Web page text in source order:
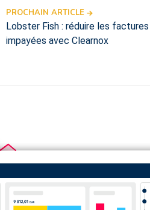
PROCHAIN ARTICLE
Lobster Fish : réduire les factures
impayées avec Clearnox